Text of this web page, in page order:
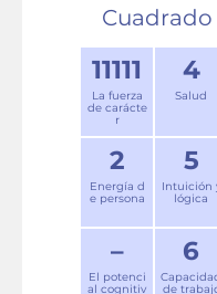
11111
La fuerza
de carácte
r
4
Salud
2
Energía d
e persona
5
Intuición
lógica
–
El potenci
al cognitiv
6
de